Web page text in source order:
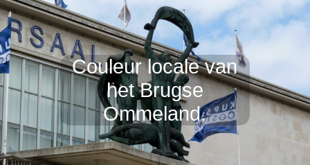
Couleur locale van
het Brugse
Ommeland.